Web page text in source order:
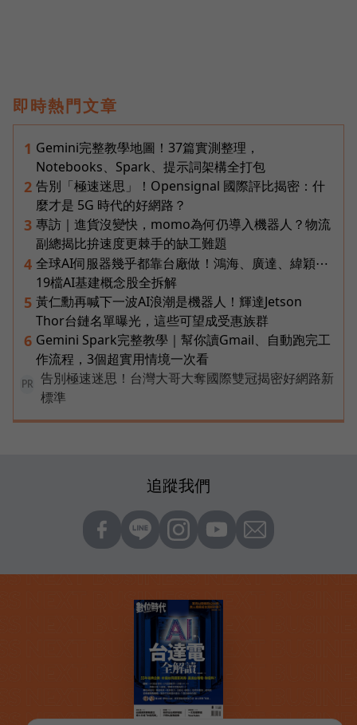
即時熱門文章
1 Gemini完整教學地圖！37篇實測整理，
Notebooks、Spark、提示詞架構全打包
2 告別「極速迷思」！Opensignal 國際評比揭密：什
麼才是 5G 時代的好網路？
3 專訪｜進貨沒變快，momo為何仍導入機器人？物流
副總揭比拚速度更棘手的缺工難題
4 全球AI伺服器幾乎都靠台廠做！鴻海、廣達、緯穎⋯
19檔AI基建概念股全拆解
5 黃仁勳再喊下一波AI浪潮是機器人！輝達Jetson
Thor台鏈名單曝光，這些可望成受惠族群
6 Gemini Spark完整教學｜幫你讀Gmail、自動跑完工
作流程，3個超實用情境一次看
PR
告別極速迷思！台灣大哥大奪國際雙冠揭密好網路新
標準
追蹤我們